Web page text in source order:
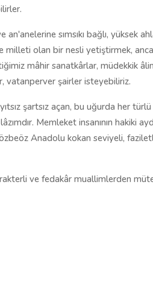
sımsıkı bağlı, yüksek
milleti olan bir nesli yetiştirmek,
mâhir sanatkârlar, müdekkik
vatanperver şairler isteyebiliriz.
şartsız açan, bu uğurda her
Memleket insanının hakiki
Anadolu kokan seviyeli,
ve fedakâr muallimlerden